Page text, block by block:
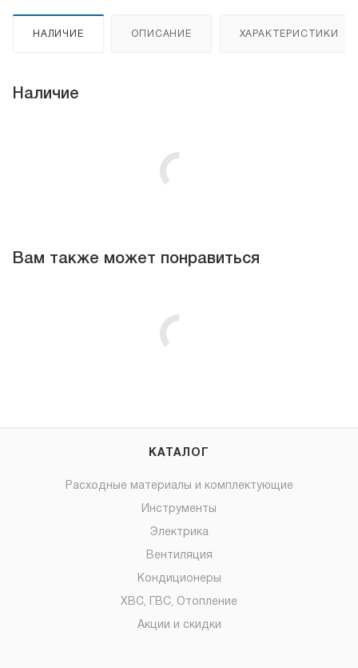
НАЛИЧИЕ ОПИСАНИЕ ХАРАКТЕРИСТИКИ
Наличие
Вам также может понравиться
КАТАЛОГ
Расходные материалы и комплектующие
Инструменты
Электрика
Вентиляция
Кондиционеры
ХВС, ГВС, Отопление
Акции и скидки